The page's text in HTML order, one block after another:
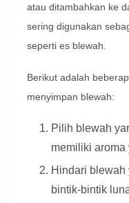
atau ditambahkan ke
sering digunakan
seperti es blewah.
Berikut adalah
menyimpan blewah:
Pilih blewah
memiliki aroma
Hindari blewah
bintik-bintik